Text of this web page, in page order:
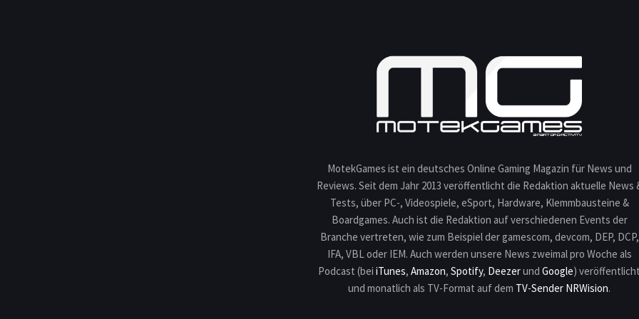
MotekGames ist ein deutsches Online Gaming Magazin für News und
Reviews. Seit dem Jahr 2013 veröffentlicht die Redaktion aktuelle News
Tests, über PC-, Videospiele, eSport, Hardware, Klemmbausteine &
Boardgames. Auch ist die Redaktion auf verschiedenen Events der
Branche vertreten, wie zum Beispiel der gamescom, devcom, DEP, DCP,
IFA, VBL oder IEM. Auch werden unsere News zweimal pro Woche als
Podcast (bei iTunes, Amazon, Spotify, Deezerund Google)
und monatlich als TV-Format auf dem TV-Sender NRWision.